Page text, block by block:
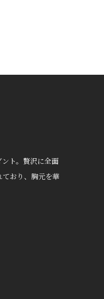
ト。贅沢に全面
おり、胸元を華